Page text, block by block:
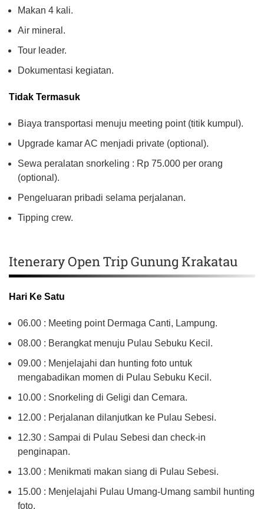
Makan 4 kali.
Air mineral.
Tour leader.
Dokumentasi kegiatan.
Tidak Termasuk
Biaya transportasi menuju meeting point (titik kumpul).
Upgrade kamar AC menjadi private (optional).
Sewa peralatan snorkeling : Rp 75.000 per orang
(optional).
Pengeluaran pribadi selama perjalanan.
Tipping crew.
Itenerary Open Trip Gunung Krakatau
Hari Ke Satu
06.00 : Meeting point Dermaga Canti, Lampung.
08.00 : Berangkat menuju Pulau Sebuku Kecil.
09.00 : Menjelajahi dan hunting foto untuk
mengabadikan momen di Pulau Sebuku Kecil.
10.00 : Snorkeling di Geligi dan Cemara.
12.00 : Perjalanan dilanjutkan ke Pulau Sebesi.
12.30 : Sampai di Pulau Sebesi dan check-in
penginapan.
13.00 : Menikmati makan siang di Pulau Sebesi.
15.00 : Menjelajahi Pulau Umang-Umang sambil hunting
foto.